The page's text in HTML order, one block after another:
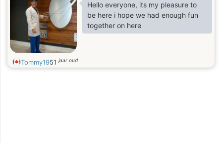
Hello everyone, its my pleasure to
be here i hope we had enough fun
together on here
Tommy1951jaar oud